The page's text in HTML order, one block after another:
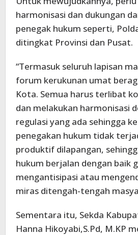
harmonisasi dan dukungan
penegak hukum seperti,
ditingkat Provinsi dan Pusat.
“Termasuk seluruh lapisan
forum kerukunan umat
Kota. Semua harus terlibat
dan melakukan harmonisasi
regulasi yang ada sehingga
penegakan hukum tidak
produktif dilapangan,
hukum berjalan dengan baik
mengantisipasi atau
miras ditengah-tengah
Sementara itu, Sekda
Hanna Hikoyabi,S.Pd, M.KP